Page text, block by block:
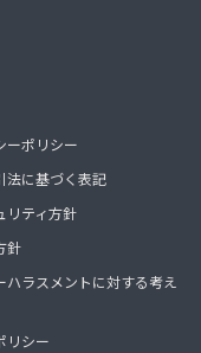
ーポリシー
法に基づく表記
リティ方針
針
ハラスメントに対する考え
リシー